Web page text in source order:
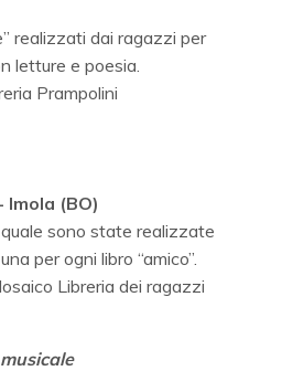
realizzati dai ragazzi per
letture e poesia.
Prampolini
(BO)
sono state realizzate
per ogni libro “amico”.
Libreria dei ragazzi